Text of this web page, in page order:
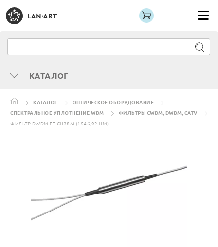
КАТАЛОГ
КАТАЛОГ
ОПТИЧЕСКОЕ ОБОРУДОВАНИЕ
СПЕКТРАЛЬНОЕ УПЛОТНЕНИЕ WDM
ФИЛЬТРЫ CWDM, DWDM, CATV
ФИЛЬТР DWDM FT-CH38M (1546,92 НМ)